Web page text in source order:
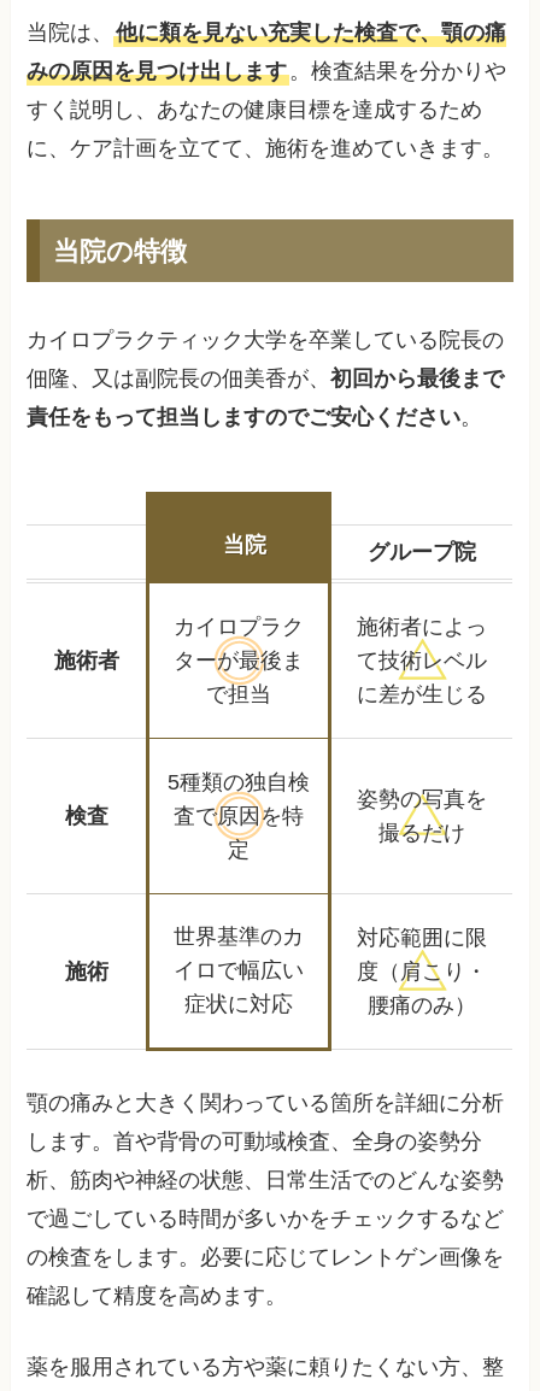
当院は、他に類を見ない充実した検査で、顎の痛
みの原因を見つけ出します。検査結果を分かりや
すく説明し、あなたの健康目標を達成するため
に、ケア計画を立てて、施術を進めていきます。
当院の特徴
カイロプラクティック大学を卒業している院長の
佃隆、又は副院長の佃美香が、初回から最後まで
責任をもって担当しますのでご安心ください。
当院 グループ院
施術者
カイロプラク
ターが最後ま
で担当
施術者によっ
て技術レベル
に差が生じる
検査
5種類の独自検
査で原因を特
定
姿勢の写真を
撮るだけ
施術
世界基準のカ
イロで幅広い
症状に対応
対応範囲に限
度 （肩こり・
腰痛のみ）
顎の痛みと大きく関わっている箇所を詳細に分析
します。首や背骨の可動域検査、全身の姿勢分
析、筋肉や神経の状態、日常生活でのどんな姿勢
で過ごしている時間が多いかをチェックするなど
の検査をします。必要に応じてレントゲン画像を
確認して精度を高めます。
薬を服用されている方や薬に頼りたくない方、整